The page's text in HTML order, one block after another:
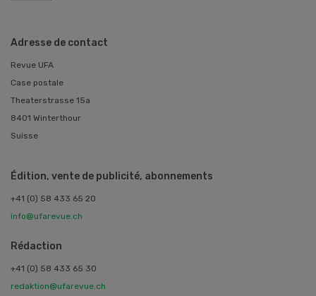
Adresse de contact
Revue UFA
Case postale
Theaterstrasse 15a
8401 Winterthour
Suisse
Édition, vente de publicité, abonnements
+41 (0) 58 433 65 20
info@ufarevue.ch
Rédaction
+41 (0) 58 433 65 30
redaktion@ufarevue.ch